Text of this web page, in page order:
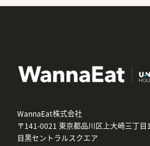
WannaEat株式会社
〒141-0021 東京都品川区上大崎三丁目
目黒セントラルスクエア